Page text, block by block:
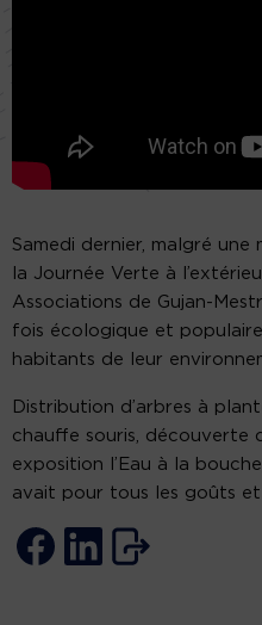
Samedi dernier, malgré
la Journée Verte à
Associations de Gujan-
fois écologique et
habitants de leur
Distribution d’arbres à
chauffe souris, découverte
exposition l’Eau à la
avait pour tous les goûts et